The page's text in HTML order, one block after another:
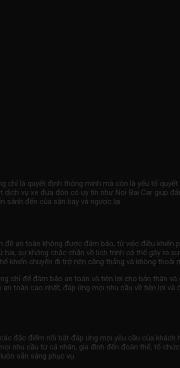
chỉ là quyết định thông minh mà còn là yếu tố
vụ xe đưa đón có uy tín như Noi Bai Car giúp
sảnh đến của sân bay và ngược lại.
an toàn không được đảm bảo, từ việc điều khiển
sự không chắc chắn về lịch trình có thể gây ra
khiến chuyến đi trở nên căng thẳng và không thoải
chỉ để đảm bảo an toàn và tiện lợi cho bản thân
toàn cao nhất, đáp ứng mọi nhu cầu về tiện lợi và
đặc điểm nổi bật đáp ứng mọi yêu cầu của
nhu cầu từ cá nhân, gia đình đến đoàn thể, tổ
sẵn sàng phục vụ.